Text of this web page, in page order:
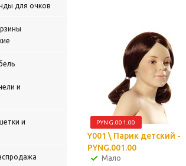
для очков
и
и
PYNG.001.00
Y001 \ Парик детский -
PYNG.001.00
Мало